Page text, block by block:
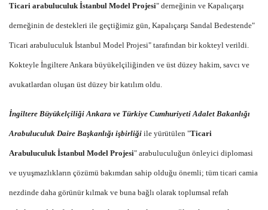
Ticari arabuluculuk İstanbul Model Projesi" derneğinin ve Kapalıçarşı
derneğinin de destekleri ile geçtiğimiz gün, Kapalıçarşı Sandal Bedestende"
Ticari arabuluculuk İstanbul Model Projesi" tarafından bir kokteyl verildi.
Kokteyle İngiltere Ankara büyükelçiliğinden ve üst düzey hakim, savcı ve
avukatlardan oluşan üst düzey bir katılım oldu.
İngiltere Büyükelçiliği Ankara ve Türkiye Cumhuriyeti Adalet Bakanlığı
Arabuluculuk Daire Başkanlığı işbirliği ile yürütülen "Ticari
Arabuluculuk İstanbul Model Projesi" arabuluculuğun önleyici diplomasi
ve uyuşmazlıkların çözümü bakımdan sahip olduğu önemli; tüm ticari camia
nezdinde daha görünür kılmak ve buna bağlı olarak toplumsal refah